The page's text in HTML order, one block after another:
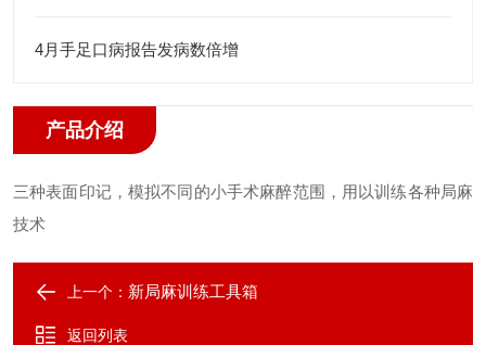
4月手足口病报告发病数倍增
产品介绍
三种表面印记，模拟不同的小手术麻醉范围，用以训练各种局麻
技术
上一个： 新局麻训练工具箱
返回列表